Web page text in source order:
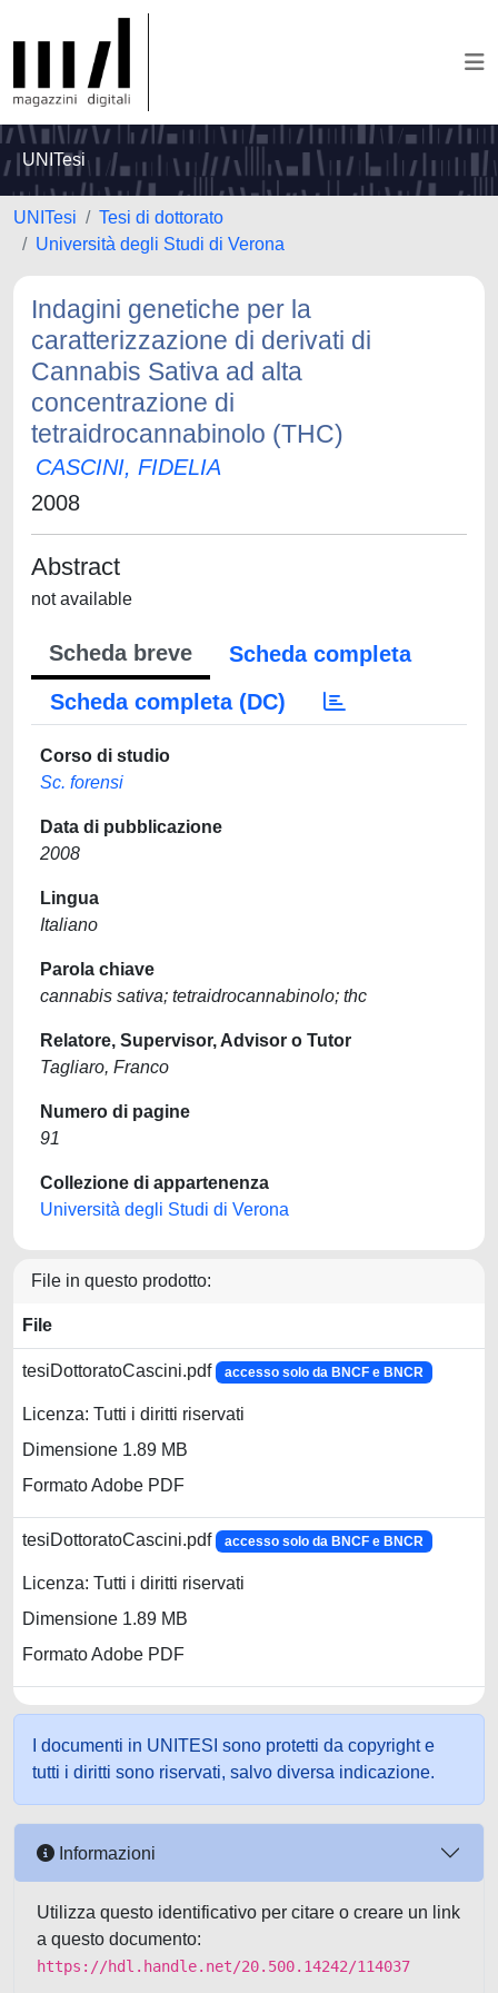
UNITesi
UNITesi
Tesi di dottorato
Università degli Studi di Verona
Indagini genetiche per la
caratterizzazione di derivati di
Cannabis Sativa ad alta
concentrazione di
tetraidrocannabinolo (THC)
CASCINI, FIDELIA
2008
Abstract
not available
Scheda breve
Scheda completa
Scheda completa (DC)
Corso di studio
Sc. forensi
Data di pubblicazione
2008
Lingua
Italiano
Parola chiave
cannabis sativa; tetraidrocannabinolo; thc
Relatore, Supervisor, Advisor o Tutor
Tagliaro, Franco
Numero di pagine
91
Collezione di appartenenza
Università degli Studi di Verona
File in questo prodotto:
File
tesiDottoratoCascini.pdf accesso solo da BNCF e BNCR
Licenza: Tutti i diritti riservati
Dimensione 1.89 MB
Formato Adobe PDF
tesiDottoratoCascini.pdf accesso solo da BNCF e BNCR
Licenza: Tutti i diritti riservati
Dimensione 1.89 MB
Formato Adobe PDF
I documenti in UNITESI sono protetti da copyright e
tutti i diritti sono riservati, salvo diversa indicazione.
Informazioni
Utilizza questo identificativo per citare o creare un link
a questo documento:
https://hdl.handle.net/20.500.14242/114037